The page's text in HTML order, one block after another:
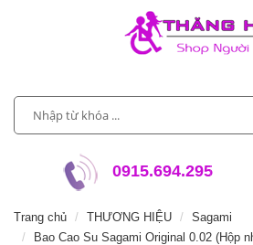
0915.694.295
Trang chủ THƯƠNG HIỆU
Sagami
Bao Cao Su Sagami Original 0.02 (Hộp